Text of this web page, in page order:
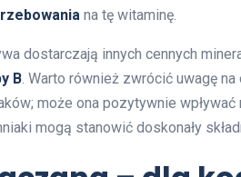
na tę witaminę.
dostarczają innych cennych
B . Warto również zwrócić uwagę
może ona pozytywnie
mogą stanowić doskonały